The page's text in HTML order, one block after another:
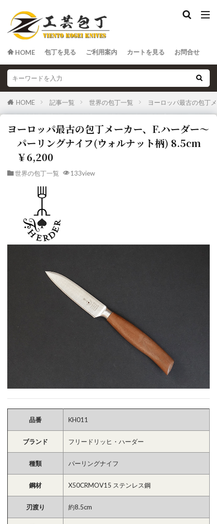
HOME 包丁を見る ご利用案内 カートを見る お問合せ
HOME 記事一覧 世界の包丁一覧 ヨーロッパ最古の包丁
ヨーロッパ最古の包丁メーカー、F.ハーダー～
パーリングナイフ(ウォルナット柄) 8.5cm
￥6,200
世界の包丁一覧 133view
品番 KH011
ブランド フリードリッヒ・ハーダー
種類 パーリングナイフ
鋼材 X50CRMOV15 ステンレス鋼
刃渡り 約8.5cm